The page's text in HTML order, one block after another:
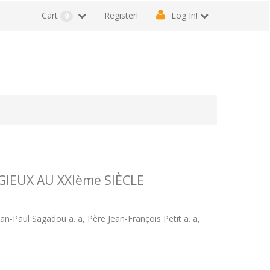
Register! Log In!
Cart 0
AU XXIème SIÈCLE
Paul Sagadou a. a, Père Jean-François Petit a. a,